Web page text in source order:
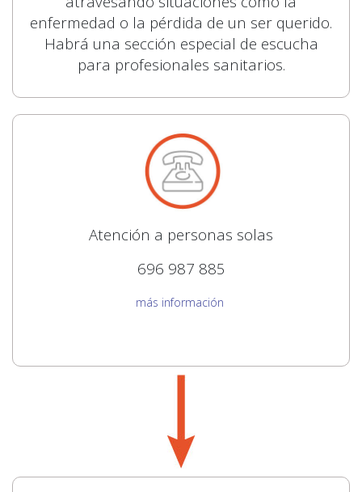
enfermedad o la pérdida de un ser querido.
Habrá una sección especial de escucha
para profesionales sanitarios.
Atención a personas solas
696 987 885
más información